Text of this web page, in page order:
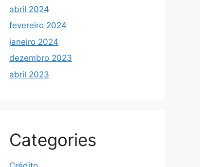
abril 2024
fevereiro 2024
janeiro 2024
dezembro 2023
abril 2023
Categories